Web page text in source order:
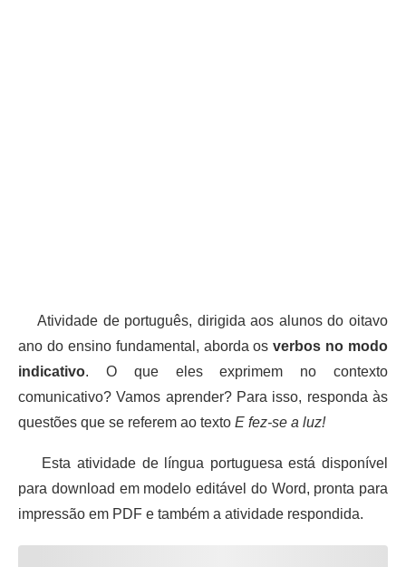
Atividade de português, dirigida aos alunos do oitavo
ano do ensino fundamental, aborda osverbos no modo
indicativo. O que eles exprimem no contexto
comunicativo? Vamos aprender? Para isso, responda às
questões que se referem ao texto E fez-se a luz!
Esta atividade de língua portuguesa está disponível
para download em modelo editável do Word, pronta para
impressão em PDF e também a atividade respondida.